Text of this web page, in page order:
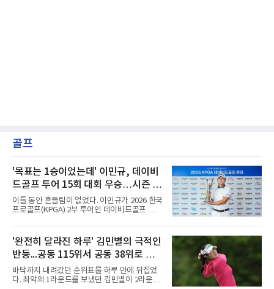
골프
'목표는 1승이었는데' 이민규, 데이비
드골프 투어 15회 대회 우승…시즌 2
승
이틀 동안 흔들림이 없었다. 이민규가 2026 한국
프로골프(KPGA) 2부 투어인 데이비드골프 투어
을 거뒀다.이민규는 7일 충남 태안 솔라고 CC(파
71)에서 열린 2라운드에서 버디만 8개를 잡아 8
언더파 63타를 쳤다. 전날 보기 없이 9언더파로
개인 18홀 최저타를 세웠던 그는 최종 합계 17언
더파 125타로, 공동 2위 박태완과 안해천(이상
13언더파 129타)을 4타 차로 따돌렸다. 우승 상
금은 2천만원이다.여정에는 성장이 담겼다.
'완전히 달라진 하루' 김민별의 극적인
반등...공동 115위서 공동 38위로 도
약
바닥까지 내려갔던 순위표를 하루 만에 뒤집었
다. 최악의 1라운드를 보냈던 김민별이 2라운드